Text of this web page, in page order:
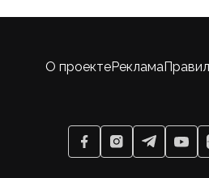
О проектеРеклама